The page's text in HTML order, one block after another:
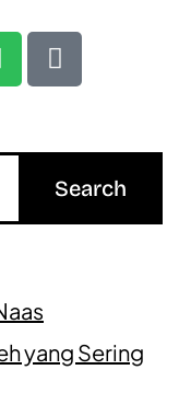
yang Sering